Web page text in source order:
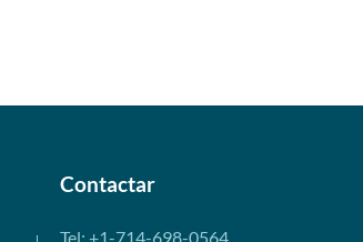
Contactar
Tel: +1-714-698-0564